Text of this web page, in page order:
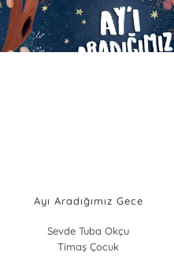
Ayı Aradığımız Gece
Sevde Tuba Okçu
Timaş Çocuk